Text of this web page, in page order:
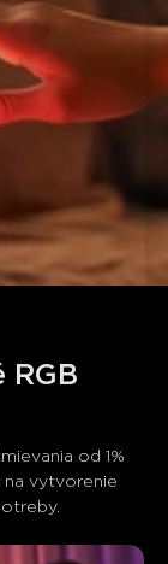
RGB
od 1%
na vytvorenie